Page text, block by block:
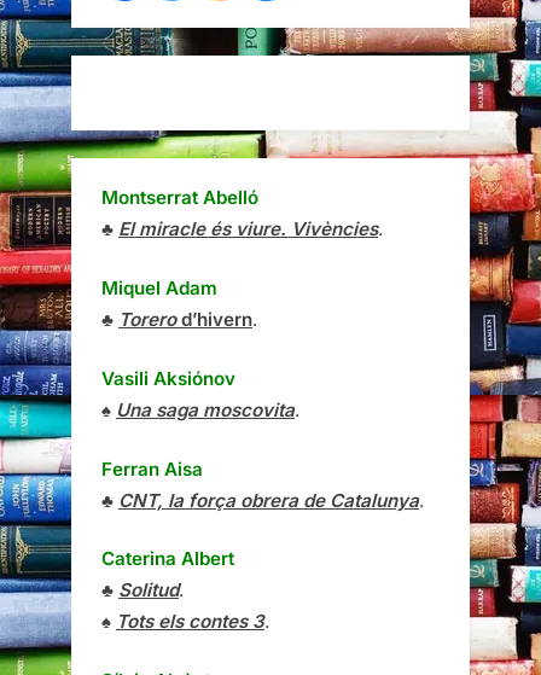
Montserrat Abelló
♣ El miracle és viure. Vivències.
Miquel Adam
♣ Torerod’hivern.
Vasili Aksiónov
♠ Una saga moscovita.
Ferran Aisa
♣ CNT, la força obrera de Catalunya.
Caterina Albert
♣ Solitud.
♠ Tots els contes 3.